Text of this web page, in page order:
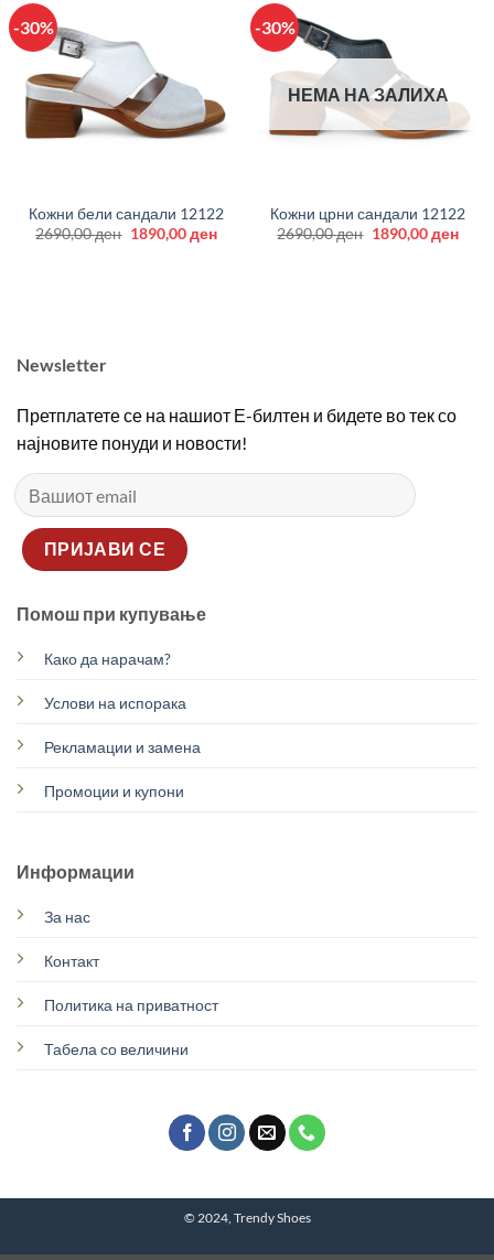
-30%
Кожни бели сандали 12122
2690,00ден Original
1890,00денCurrent
-30%
НЕМА НА ЗАЛИХА
Кожни црни сандали 12122
2690,00ден Original
1890,00ден
Newsletter
Претплатете се на нашиот Е-билтен и бидете во тек со
најновите понуди и новости!
Помош при купување
Како да нарачам?
Услови на испорака
Рекламации и замена
Промоции и купони
Информации
За нас
Контакт
Политика на приватност
Табела со величини
© 2024, Trendy Shoes